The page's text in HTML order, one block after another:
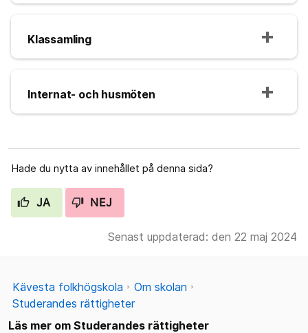
Klassamling
Internat- och husmöten
Hade du nytta av innehållet på denna sida?
JA NEJ
Senast uppdaterad: den 22 maj 2024
Kävesta folkhögskola
Om skolan
Studerandes rättigheter
Läs mer om Studerandes rättigheter